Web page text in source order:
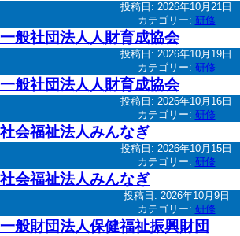
投稿日: 2026年10月21日
カテゴリー: 研修
一般社団法人人財育成協会
投稿日: 2026年10月19日
カテゴリー: 研修
一般社団法人人財育成協会
投稿日: 2026年10月16日
カテゴリー: 研修
社会福祉法人みんなぎ
投稿日: 2026年10月15日
カテゴリー: 研修
社会福祉法人みんなぎ
投稿日: 2026年10月9日
カテゴリー: 研修
一般財団法人保健福祉振興財団